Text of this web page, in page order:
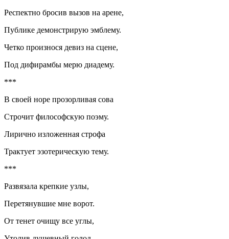
Респектно бросив вызов на арене,
Публике демонстрирую эмблему.
Четко произнося девиз на сцене,
Под дифирамбы мерю диадему.
***
В своей норе прозорливая сова
Строчит философскую поэму.
Лирично изложенная строфа
Трактует эзотерическую тему.
***
Развязала крепкие узлы,
Перетянувшие мне ворот.
От тенет очищу все углы,